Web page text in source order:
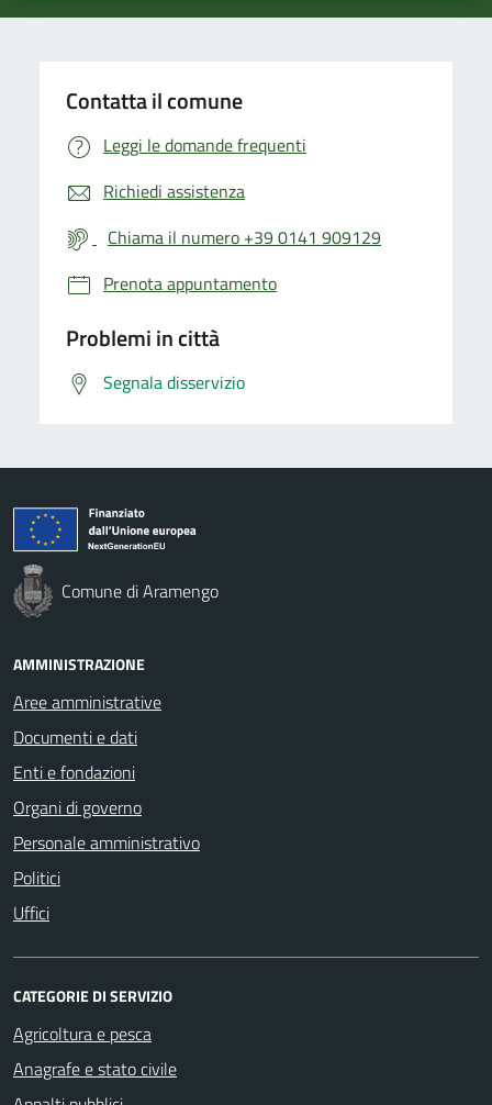
Contatta il comune
Leggi le domande frequenti
Richiedi assistenza
Chiama il numero +39 0141 909129
Prenota appuntamento
Problemi in città
Segnala disservizio
Comune di Aramengo
AMMINISTRAZIONE
Aree amministrative
Documenti e dati
Enti e fondazioni
Organi di governo
Personale amministrativo
Politici
Uffici
CATEGORIE DI SERVIZIO
Agricoltura e pesca
Anagrafe e stato civile